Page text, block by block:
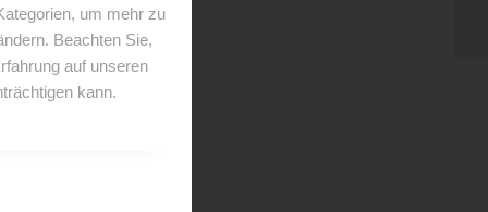
um mehr zu
Beachten Sie,
auf unseren
kann.